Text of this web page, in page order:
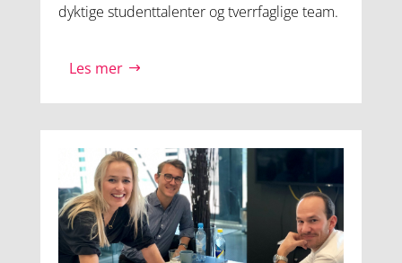
dyktige studenttalenter og tverrfaglige team.
Les mer